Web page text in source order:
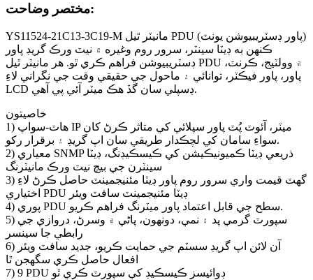
مختصر وضاحت:
YS11524-21C13-3C19-M مانيٽر ٿيل PDU (پاور ڊسٽريبيوشن يونٽ)
ڪنهن به ڊيٽا سينٽر، سرور روم وغيره ۾ نيٽ ورڪ گريڊ پاور
ڊسٽريبيوشن فراهم ڪري ٿو. هر مانيٽر ٿيل PDU ۾ وولٽيج، ڪرنٽ،
پاور، پاور فيڪٽر، توانائي ۽ ماحول جي حقيقي وقت جي نگراني لاءِ
LCD ڊسپلي سان گڏ هڪ ميٽر آئي پي آهي.
خاصيتون
1) هاٽ-سواپ IP ميٽر، آئوٽ پُٽ پاور سپلائي کي متاثر ڪرڻ کان
سواءِ سامان کي لچڪدار طريقي سان اپ گريڊ ۽ برقرار رکو.
2) معياري SNMP ذريعي ڊيٽا ڪميونيڪيشن کي ڪيسڪيڊنگ، ڊيٽا
سينٽرن جي بيچ نيٽ ورڪ مانيٽرنگ
3) گھٽ قيمت واري سرور روم پاور ڊيٽا مئنيجمينٽ حاصل ڪرڻ لاءِ
اختياري PDU ڊيٽا مئنيجمينٽ سافٽ ويئر
4) پوري PDU سطح جي قابل اعتماد پاور ميٽرنگ فراهم ڪريو.
5) سپورٽ گرمي پد ۽ نمي، دونھون، پاڻي ۾ وسرڻ، دروازي جي
رابطي جا سينسر
6) آن لائن اپ گريڊ سسٽم جي حمايت ڪريو، جديد سافٽ ويئر
افعال حاصل ڪري سگھجن ٿا
7) 9 PDU ڊوائيسز ڪيسڪيڊ کي سپورٽ ڪري ٿو